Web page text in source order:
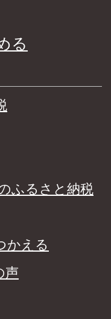
る
ふるさと納税
かえる
声